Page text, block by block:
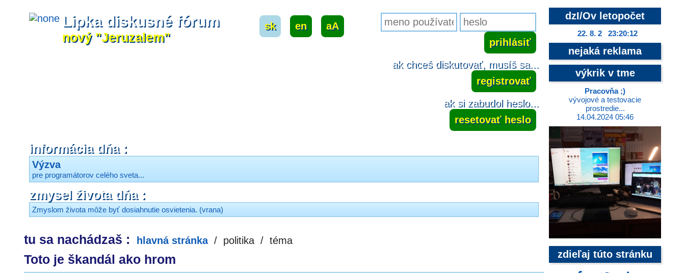
Lipka diskusné fórum
nový "Jeruzalem"
sk en aA
ak chceš diskutovať, musíš sa...
registrovať
ak si zabudol heslo...
resetovať heslo
informácia dňa :
Výzva
pre programátorov celého sveta...
zmysel života dňa :
Zmyslom života môže byť dosiahnutie osvietenia. (vrana)
tu sa nachádzaš : hlavná stránka / politika / téma
Toto je škandál ako hrom
dzI/Ov letopočet
22. 8. 2 23:20:12
nejaká reklama
výkrik v tme
Pracovňa ;)
vývojové a testovacie
prostredie...
14.04.2024 05:46
zdieľaj túto stránku